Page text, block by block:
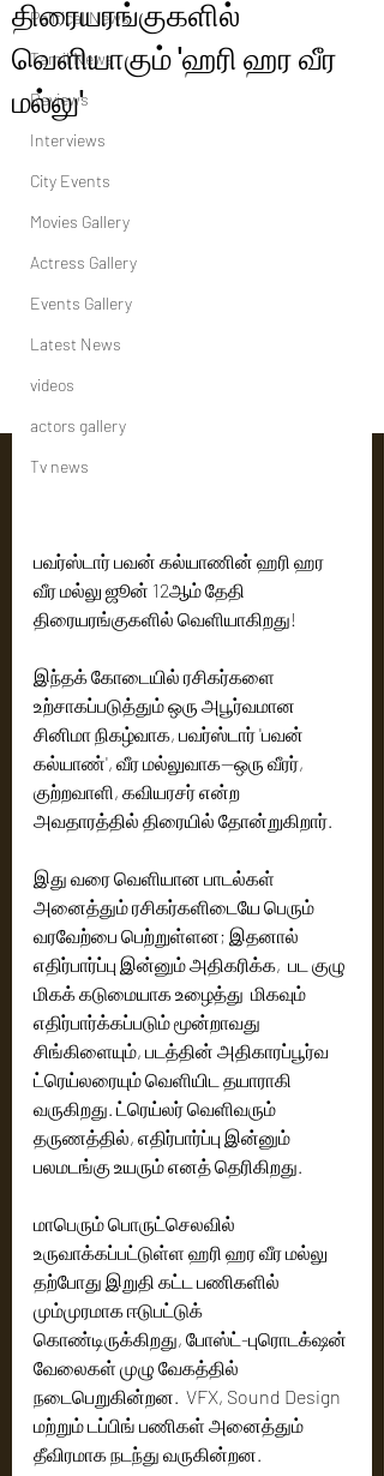
Political News
Tamil News
Reviews
Interviews
City Events
Movies Gallery
Actress Gallery
Events Gallery
Latest News
videos
actors gallery
Tv news
திரையரங்குகளில்
வெளியாகும் 'ஹரி ஹர வீர
மல்லு'
பவர்ஸ்டார் பவன் கல்யாணின் ஹரி ஹர
வீர மல்லு ஜூன் 12ஆம் தேதி
திரையரங்குகளில் வெளியாகிறது!
இந்தக் கோடையில் ரசிகர்களை
உற்சாகப்படுத்தும் ஒரு அபூர்வமான
சினிமா நிகழ்வாக, பவர்ஸ்டார் 'பவன்
கல்யாண்', வீர மல்லுவாக—ஒரு வீரர்,
குற்றவாளி, கவியரசர் என்ற
அவதாரத்தில் திரையில் தோன்றுகிறார்.
இது வரை வெளியான பாடல்கள்
அனைத்தும் ரசிகர்களிடையே பெரும்
வரவேற்பை பெற்றுள்ளன; இதனால்
எதிர்பார்ப்பு இன்னும் அதிகரிக்க,  பட குழு
மிகக் கடுமையாக உழைத்து  மிகவும்
எதிர்பார்க்கப்படும் மூன்றாவது
சிங்கிளையும், படத்தின் அதிகாரப்பூர்வ
ட்ரெய்லரையும் வெளியிட தயாராகி
வருகிறது. ட்ரெய்லர் வெளிவரும்
தருணத்தில், எதிர்பார்ப்பு இன்னும்
பலமடங்கு உயரும் எனத் தெரிகிறது.
மாபெரும் பொருட்செலவில்
உருவாக்கப்பட்டுள்ள ஹரி ஹர வீர மல்லு
தற்போது இறுதி கட்ட பணிகளில்
மும்முரமாக ஈடுபட்டுக்
கொண்டிருக்கிறது, போஸ்ட்-புரொடக்‌ஷன்
வேலைகள் முழு வேகத்தில்
நடைபெறுகின்றன.  VFX, Sound Design
மற்றும் டப்பிங் பணிகள் அனைத்தும்
தீவிரமாக நடந்து வருகின்றன.